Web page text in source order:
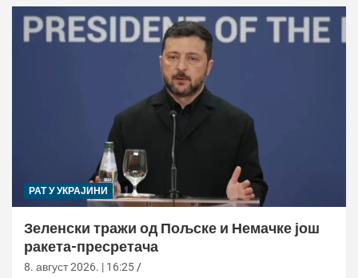
РАТ У УКРАЈИНИ
Зеленски тражи од Пољске и Немачке још
ракета-пресретача
8. август 2026. | 16:25